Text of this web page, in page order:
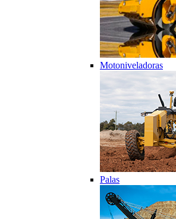
Motoniveladoras
Palas